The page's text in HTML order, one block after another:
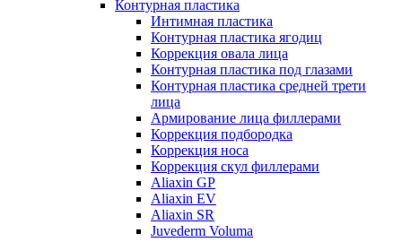
Контурная пластика
Интимная пластика
Контурная пластика ягодиц
Коррекция овала лица
Контурная пластика под глазами
Контурная пластика средней трети
лица
Армирование лица филлерами
Коррекция подбородка
Коррекция носа
Коррекция скул филлерами
Aliaxin GP
Aliaxin EV
Aliaxin SR
Juvederm Voluma